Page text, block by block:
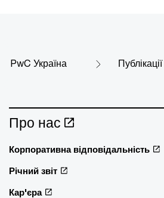
PwC Україна Публікації
Про нас
Корпоративна відповідальність
Річний звіт
Кар'єра